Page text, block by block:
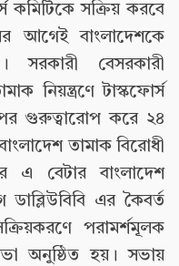
কমিটিকে সক্রিয় করবে
আগেই বাংলাদেশকে
সরকারী বেসরকারী
নিয়ন্ত্রণে টাস্কফোর্স
গুরুত্বারোপ করে ২৪
তামাক বিরোধী
বেটার বাংলাদেশ
ডাব্লিউবিবি এর কৈবর্ত
পরামর্শমূলক
অনুষ্ঠিত হয়। সভায়